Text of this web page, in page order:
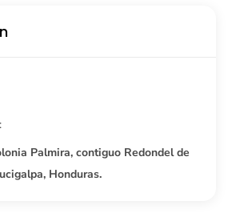
Palmira, contiguo Redondel de
Honduras.